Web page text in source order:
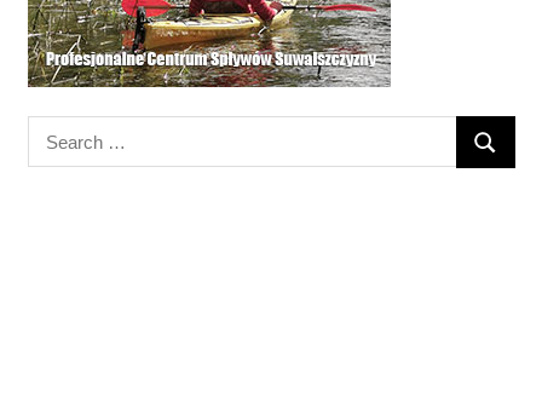
for:
SEARCH